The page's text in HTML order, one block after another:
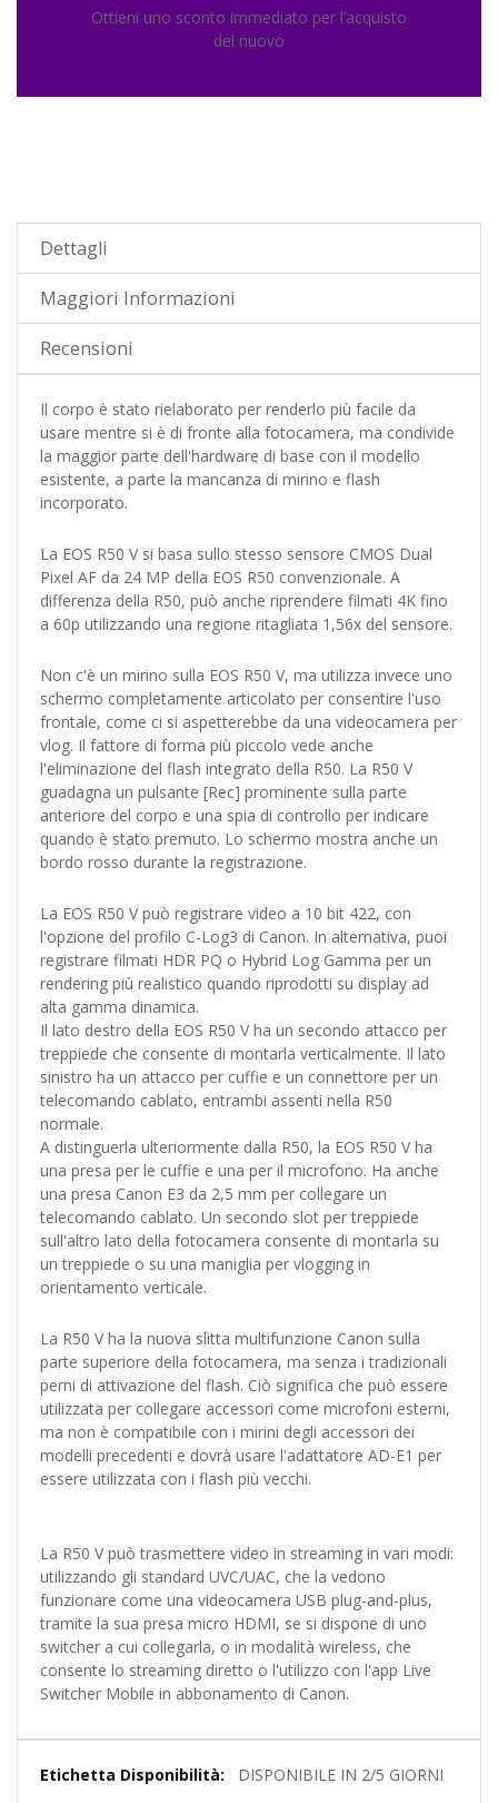
Ottieni uno sconto immediato per l’acquisto
del nuovo
Dettagli
Maggiori Informazioni
Recensioni
Il corpo è stato rielaborato per renderlo più facile da
usare mentre si è di fronte alla fotocamera, ma condivide
la maggior parte dell'hardware di base con il modello
esistente, a parte la mancanza di mirino e flash
incorporato.
La EOS R50 V si basa sullo stesso sensore CMOS Dual
Pixel AF da 24 MP della EOS R50 convenzionale. A
differenza della R50, può anche riprendere filmati 4K fino
a 60p utilizzando una regione ritagliata 1,56x del sensore.
Non c'è un mirino sulla EOS R50 V, ma utilizza invece uno
schermo completamente articolato per consentire l'uso
frontale, come ci si aspetterebbe da una videocamera per
vlog. Il fattore di forma più piccolo vede anche
l'eliminazione del flash integrato della R50. La R50 V
guadagna un pulsante [Rec] prominente sulla parte
anteriore del corpo e una spia di controllo per indicare
quando è stato premuto. Lo schermo mostra anche un
bordo rosso durante la registrazione.
La EOS R50 V può registrare video a 10 bit 422, con
l'opzione del profilo C-Log3 di Canon. In alternativa, puoi
registrare filmati HDR PQ o Hybrid Log Gamma per un
rendering più realistico quando riprodotti su display ad
alta gamma dinamica.
Il lato destro della EOS R50 V ha un secondo attacco per
treppiede che consente di montarla verticalmente. Il lato
sinistro ha un attacco per cuffie e un connettore per un
telecomando cablato, entrambi assenti nella R50
normale.
A distinguerla ulteriormente dalla R50, la EOS R50 V ha
una presa per le cuffie e una per il microfono. Ha anche
una presa Canon E3 da 2,5 mm per collegare un
telecomando cablato. Un secondo slot per treppiede
sull'altro lato della fotocamera consente di montarla su
un treppiede o su una maniglia per vlogging in
orientamento verticale.
La R50 V ha la nuova slitta multifunzione Canon sulla
parte superiore della fotocamera, ma senza i tradizionali
perni di attivazione del flash. Ciò significa che può essere
utilizzata per collegare accessori come microfoni esterni,
ma non è compatibile con i mirini degli accessori dei
modelli precedenti e dovrà usare l'adattatore AD-E1 per
essere utilizzata con i flash più vecchi.
La R50 V può trasmettere video in streaming in vari modi:
utilizzando gli standard UVC/UAC, che la vedono
funzionare come una videocamera USB plug-and-plus,
tramite la sua presa micro HDMI, se si dispone di uno
switcher a cui collegarla, o in modalità wireless, che
consente lo streaming diretto o l'utilizzo con l'app Live
Switcher Mobile in abbonamento di Canon.
Maggiori
DISPONIBILE IN 2/5 GIORNI